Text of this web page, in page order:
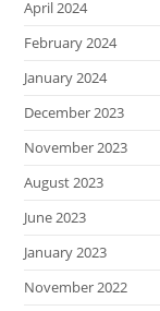
April 2024
February 2024
January 2024
December 2023
November 2023
August 2023
June 2023
January 2023
November 2022